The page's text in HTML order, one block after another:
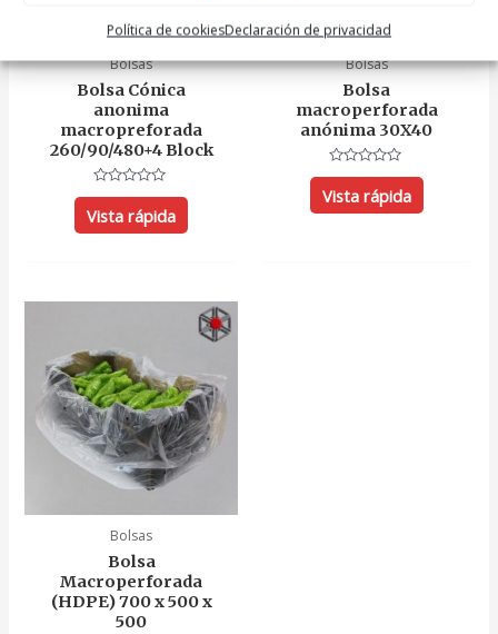
Política de cookiesDeclaración de privacidad
Bolsas
Bolsa Cónica
anonima
macropreforada
260/90/480+4 Block
Valorado
con
0
de
Vista rápida
Bolsas
Bolsa
macroperforada
anónima 30X40
Valorado
con
0
de
Vista rápida
Bolsas
Bolsa
Macroperforada
(HDPE) 700 x 500 x
500